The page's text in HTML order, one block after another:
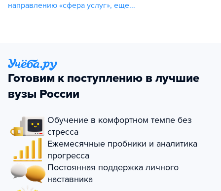
направлению «сфера услуг», еще...
Готовим к поступлению в лучшие
вузы России
Обучение в комфортном темпе без
стресса
Ежемесячные пробники и аналитика
прогресса
Постоянная поддержка личного
наставника